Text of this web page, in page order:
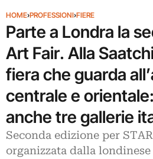
HOME›PROFESSIONI›FIERE
Parte a Londra la
Art Fair. Alla
fiera che guarda
centrale e
anche tre gallerie
Seconda edizione per
organizzata dalla